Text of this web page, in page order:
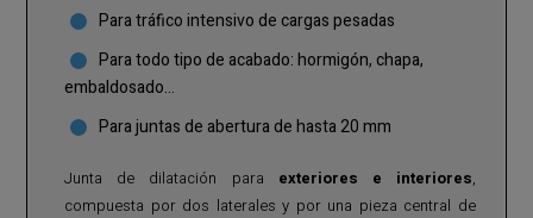
Para tráfico intensivo de cargas pesadas
Para todo tipo de acabado: hormigón, chapa,
embaldosado…
Para juntas de abertura de hasta 20 mm
Junta de dilatación para exteriores e interiores,
compuesta por dos laterales y por una pieza central de